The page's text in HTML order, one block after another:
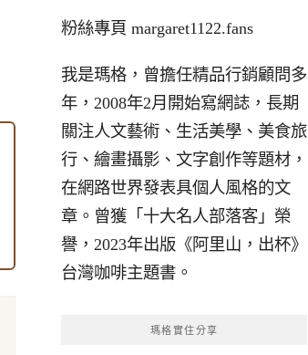
粉絲專頁 margaret1122.fans
我是瑪格，曾擔任精品行銷顧問多
年，2008年2月開始寫網誌，長期
關注人文藝術、生活美學、美食旅
行、繪畫攝影、文字創作等題材，
在網路世界發表具個人風格的文
章。曾獲「十大名人部落客」榮
譽，2023年出版《阿里山，出杯》
台灣咖啡主題書。
瑪格實住分享